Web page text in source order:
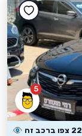
5
22 צפו ברכב זה